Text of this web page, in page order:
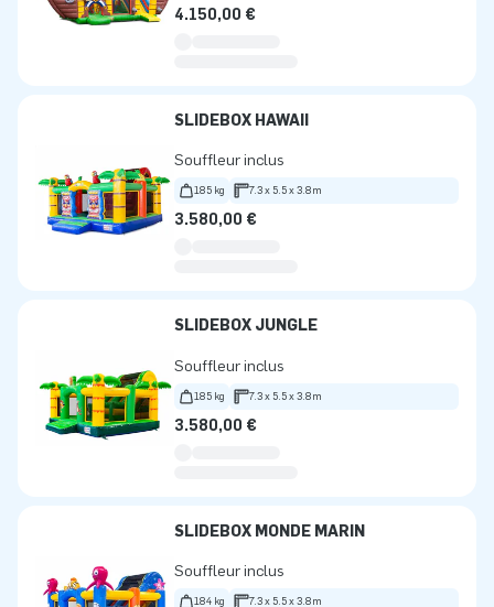
4.150,00 €
SLIDEBOX HAWAII
Souffleur inclus
185 kg 7.3 x 5.5 x 3.8m
3.580,00 €
SLIDEBOX JUNGLE
Souffleur inclus
185 kg 7.3 x 5.5 x 3.8m
3.580,00 €
SLIDEBOX MONDE MARIN
Souffleur inclus
184 kg 7.3 x 5.5 x 3.8m